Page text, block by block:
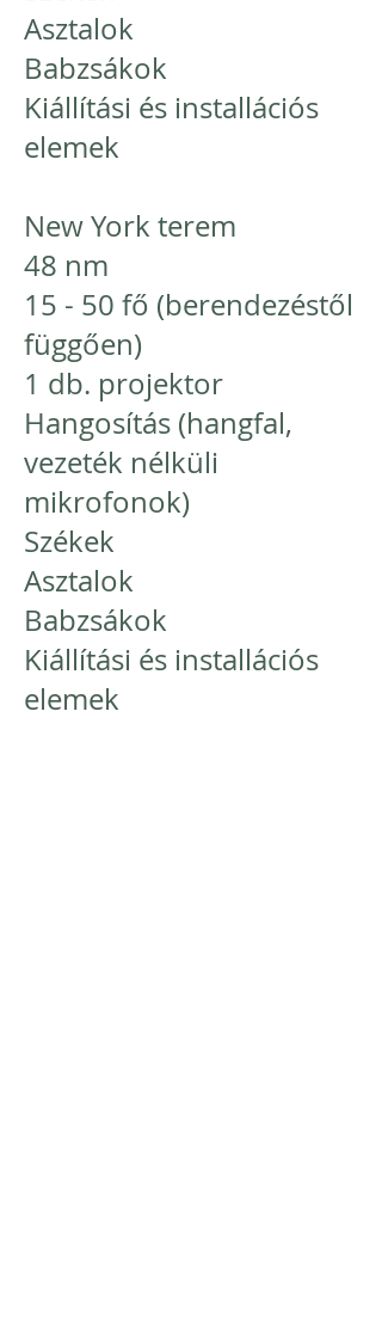
Asztalok
Babzsákok
Kiállítási és installációs
elemek
New York terem
48 nm
15 - 50 fő (berendezéstől
függően)
1 db. projektor
Hangosítás (hangfal,
vezeték nélküli
mikrofonok)
Székek
Asztalok
Babzsákok
Kiállítási és installációs
elemek